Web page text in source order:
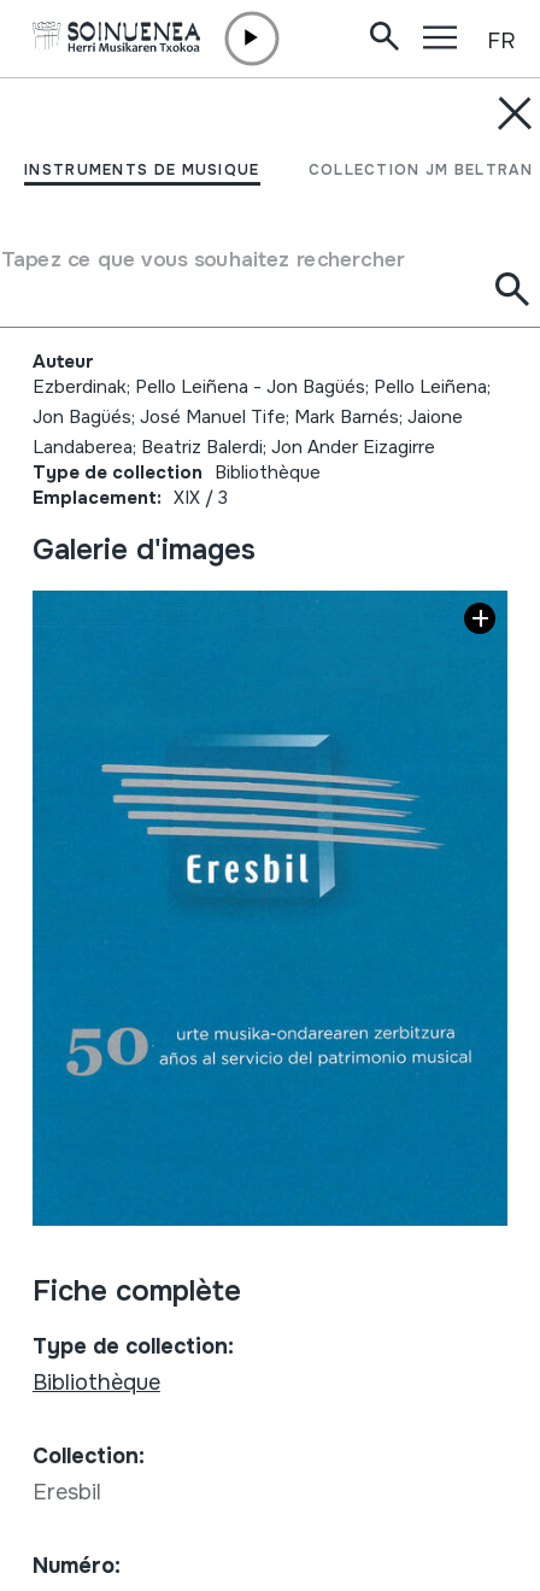
INSTRUMENTS DE MUSIQUE COLLECTION JM BELTRAN
Tapez ce que vous souhaitez rechercher
FR
Eresbil. 50 urte musika-
50 años al servicio del
Auteur
Ezberdinak; Pello Leiñena - Jon Bagüés; Pello Leiñena;
Jon Bagüés; José Manuel Tife; Mark Barnés; Jaione
Landaberea; Beatriz Balerdi; Jon Ander Eizagirre
Type de collection Bibliothèque
Emplacement: XIX / 3
Galerie d'images
Fiche complète
Type de collection:
Bibliothèque
Collection:
Eresbil
Numéro: